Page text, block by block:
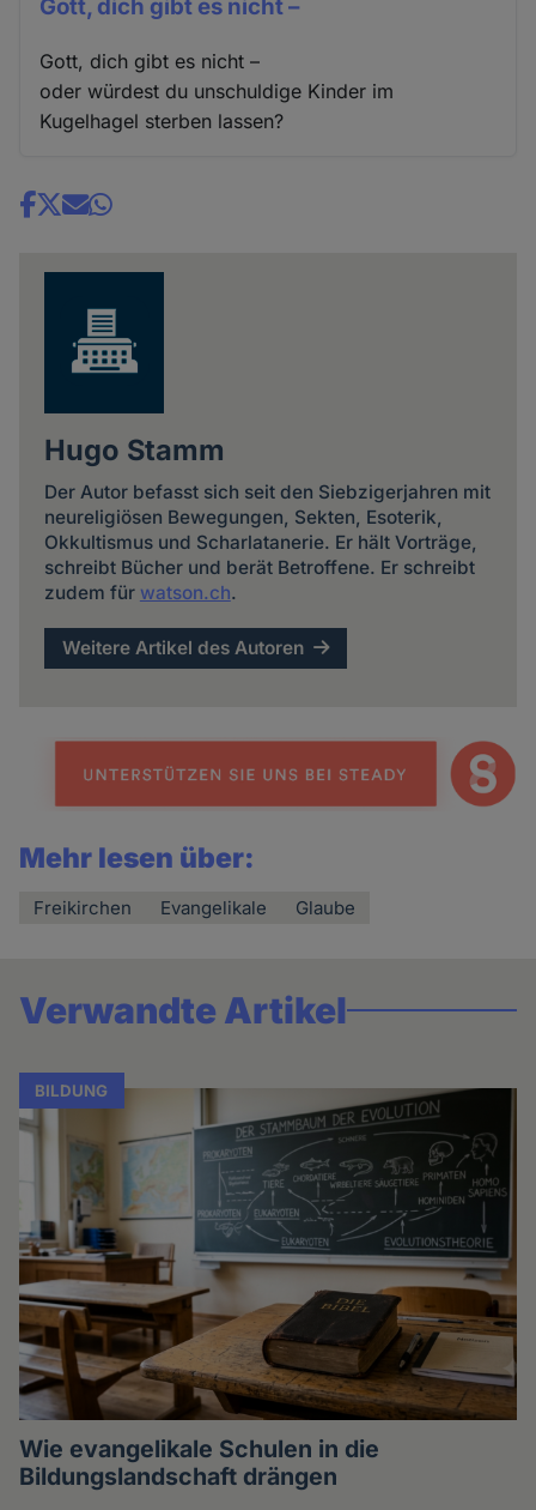
Gott, dich gibt es nicht –
Gott, dich gibt es nicht –
oder würdest du unschuldige Kinder im
Kugelhagel sterben lassen?
Share
Hugo Stamm
Der Autor befasst sich seit den Siebzigerjahren mit
neureligiösen Bewegungen, Sekten, Esoterik,
Okkultismus und Scharlatanerie. Er hält Vorträge,
schreibt Bücher und berät Betroffene. Er schreibt
zudem für watson.ch.
Weitere Artikel des Autoren
Mehr lesen über:
Freikirchen Evangelikale Glaube
Verwandte Artikel
BILDUNG
Wie evangelikale Schulen in die
Bildungslandschaft drängen